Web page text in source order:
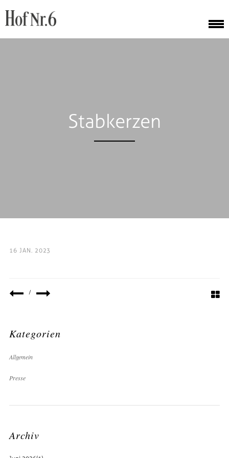
Stabkerzen
16 JAN. 2023
/
Kategorien
Allgemein
Presse
Archiv